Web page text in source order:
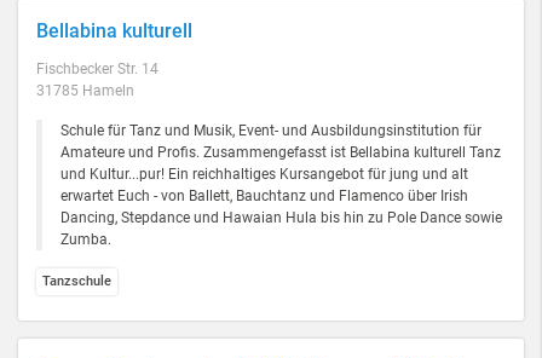
Bellabina kulturell
Fischbecker Str. 14
31785 Hameln
Schule für Tanz und Musik, Event- und Ausbildungsinstitution für
Amateure und Profis. Zusammengefasst ist Bellabina kulturell Tanz
und Kultur...pur! Ein reichhaltiges Kursangebot für jung und alt
erwartet Euch - von Ballett, Bauchtanz und Flamenco über Irish
Dancing, Stepdance und Hawaian Hula bis hin zu Pole Dance sowie
Zumba.
Tanzschule